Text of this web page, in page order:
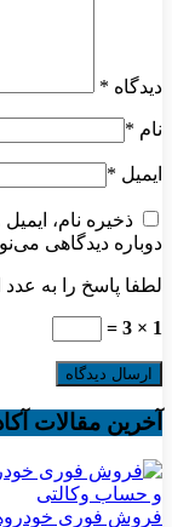
دیدگاه *
نام *
ایمیل *
ذخیره نام،
دوباره دیدگاهی
لطفا پاسخ را به عدد
1 × 3 =
آخرین مقالات